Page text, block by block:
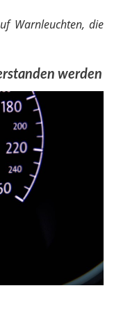
Warnleuchten, die
werden